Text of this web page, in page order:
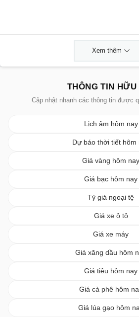
Xem thêm
THÔNG TIN HỮU
Cập nhật nhanh các thông tin được
Lịch âm hôm nay
Dự báo thời tiết hôm
Giá vàng hôm nay
Giá bạc hôm nay
Tỷ giá ngoại tệ
Giá xe ô tô
Giá xe máy
Giá xăng dầu hôm
Giá tiêu hôm nay
Giá cà phê hôm
Giá lúa gạo hôm